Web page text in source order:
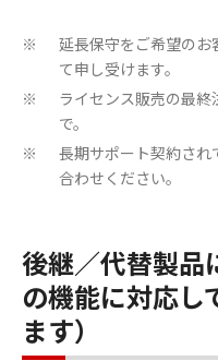
※
延長保守をご希望の
て申し受けます。
※
ライセンス販売の最
で。
※
長期サポート契約さ
合わせください。
後継／代替製品
の機能に対応し
ます）